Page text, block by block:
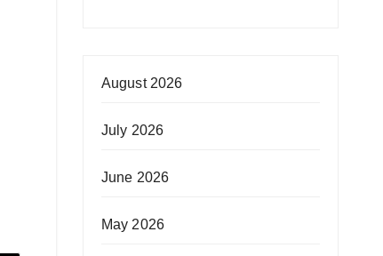
August 2026
July 2026
June 2026
May 2026